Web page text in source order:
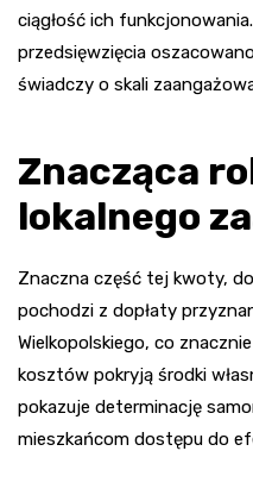
ciągłość ich
przedsięwzięcia
świadczy o skali
Znacząca
lokalnego
Znaczna część tej kwoty,
pochodzi z dopłaty
Wielkopolskiego, co
kosztów pokryją środki
pokazuje determinację
mieszkańcom dostępu do